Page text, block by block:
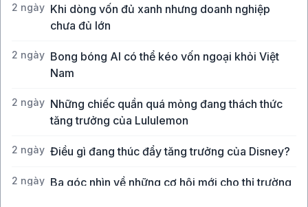
2 ngày Khi dòng vốn đủ xanh nhưng doanh nghiệp
chưa đủ lớn
2 ngày Bong bóng AI có thể kéo vốn ngoại khỏi Việt
Nam
2 ngày Những chiếc quần quá mỏng đang thách thức
tăng trưởng của Lululemon
2 ngày Điều gì đang thúc đẩy tăng trưởng của Disney?
2 ngày Ba góc nhìn về những cơ hội mới cho thị trường